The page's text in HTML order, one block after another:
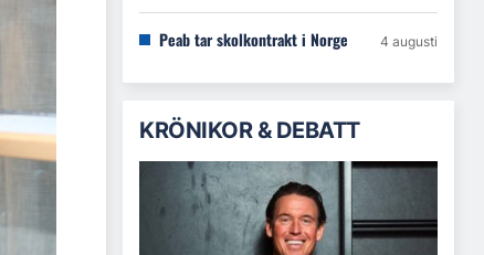
Peab tar skolkontrakt i Norge 4 augusti
KRÖNIKOR & DEBATT